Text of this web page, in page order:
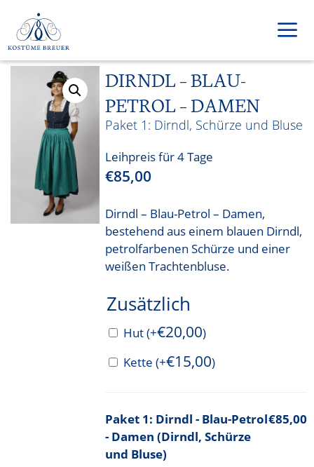
Inhalt
springen
DIRNDL – BLAU-
PETROL – DAMEN
Dirndl, Schürze und Bluse
Leihpreis für 4 Tage
€85,00
Dirndl – Blau-Petrol – Damen,
bestehend aus einem blauen Dirndl,
petrolfarbenen Schürze und einer
weißen Trachtenbluse.
Zusätzlich
Hut(+€20,00)
Kette(+€15,00)
Dirndl - Blau-Petrol
- Damen (Dirndl, Schürze
und Bluse)
€85,00